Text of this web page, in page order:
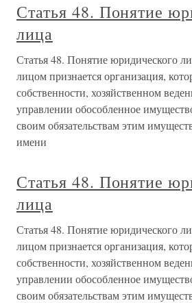
Статья 48. Понятие
лица
Статья 48. Понятие юридического
лицом признается организация,
собственности, хозяйственном
управлении обособленное
своим обязательствам этим
имени
Статья 48. Понятие
лица
Статья 48. Понятие юридического
лицом признается организация,
собственности, хозяйственном
управлении обособленное
своим обязательствам этим